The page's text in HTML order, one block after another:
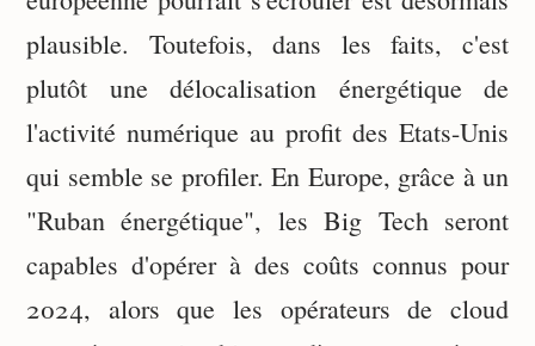
plausible. Toutefois, dans les faits, c'est
plutôt une délocalisation énergétique de
l'activité numérique au profit des Etats-Unis
qui semble se profiler. En Europe, grâce à un
"Ruban énergétique", les Big Tech seront
capables d'opérer à des coûts connus pour
2024, alors que les opérateurs de cloud